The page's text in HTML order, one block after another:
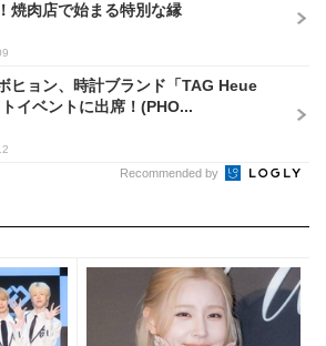
焼肉店で始まる特別な縁
ヒョン、時計ブランド「TAG Heue
イベントに出席！(PHO...
Recommended by